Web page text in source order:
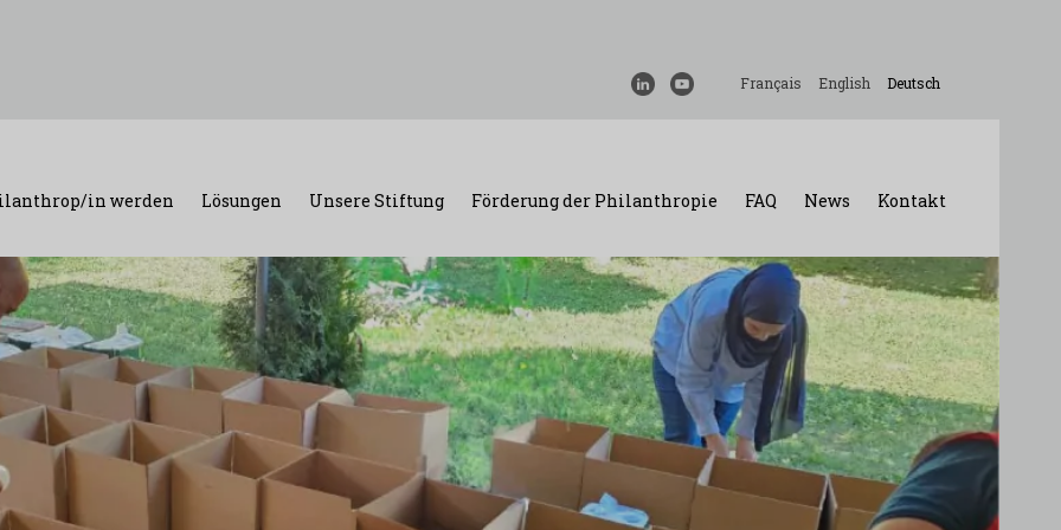
Français English Deutsch
in werden Lösungen Unsere Stiftung Förderung der Philanthropie FAQ News Kontakt